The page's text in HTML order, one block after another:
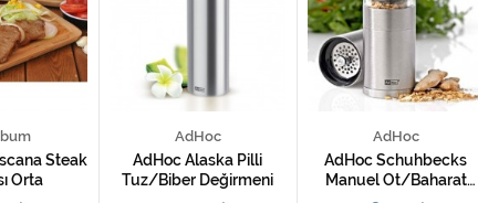
Steak
Orta
AdHoc
AdHoc Alaska Pilli
Tuz/Biber Değirmeni
AdHoc
AdHoc Schuhbecks
Manuel Ot/Baharat